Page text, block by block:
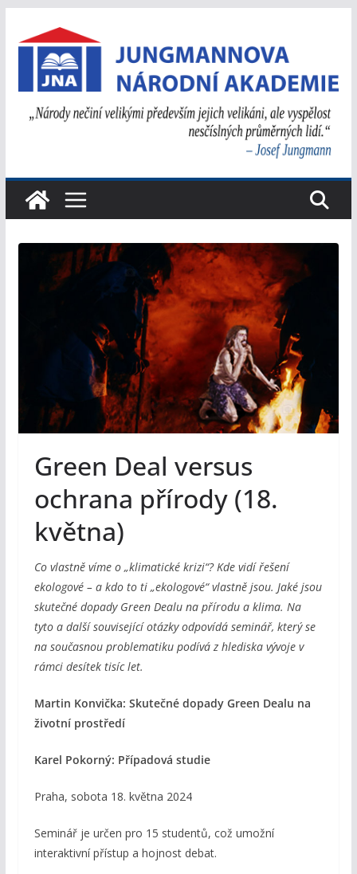
na
obsah
Green Deal versus
ochrana přírody (18.
května)
Co vlastně víme o „klimatické krizi“? Kde vidí řešení
ekologové – a kdo to ti „ekologové“ vlastně jsou. Jaké jsou
skutečné dopady Green Dealu na přírodu a klima. Na
tyto a další související otázky odpovídá seminář, který se
na současnou problematiku podívá z hlediska vývoje v
rámci desítek tisíc let.
Martin Konvička: Skutečné dopady Green Dealu na
životní prostředí
Karel Pokorný: Případová studie
Praha, sobota 18. května 2024
Seminář je určen pro 15 studentů, což umožní
interaktivní přístup a hojnost debat.